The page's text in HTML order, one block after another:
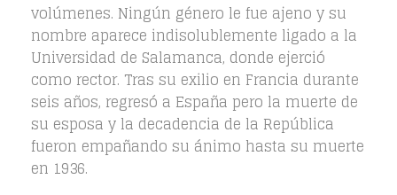
volúmenes. Ningún género le fue ajeno y su
nombre aparece indisolublemente ligado a la
Universidad de Salamanca, donde ejerció
como rector. Tras su exilio en Francia durante
seis años, regresó a España pero la muerte de
su esposa y la decadencia de la República
fueron empañando su ánimo hasta su muerte
en 1936.